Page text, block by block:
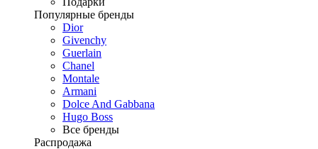
Популярные бренды
Dior
Givenchy
Guerlain
Chanel
Montale
Armani
Dolce And Gabbana
Hugo Boss
Все бренды
Распродажа